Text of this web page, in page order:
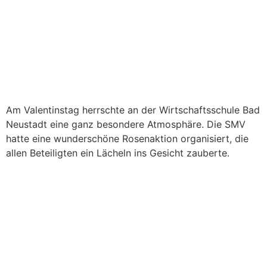
Am Valentinstag herrschte an der Wirtschaftsschule Bad
Neustadt eine ganz besondere Atmosphäre. Die SMV
hatte eine wunderschöne Rosenaktion organisiert, die
allen Beteiligten ein Lächeln ins Gesicht zauberte.